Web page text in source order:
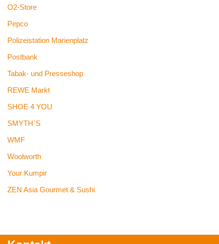
O2-Store
Pepco
Polizeistation Marienplatz
Postbank
Tabak- und Presseshop
REWE Markt
SHOE 4 YOU
SMYTH`S
WMF
Woolworth
Your Kumpir
ZEN Asia Gourmet & Sushi